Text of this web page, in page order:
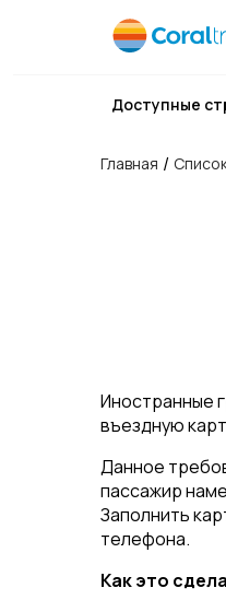
Доступные
Главная /
Иностранные
въездную
Данное
пассажир
Заполнить
телефона.
Как это